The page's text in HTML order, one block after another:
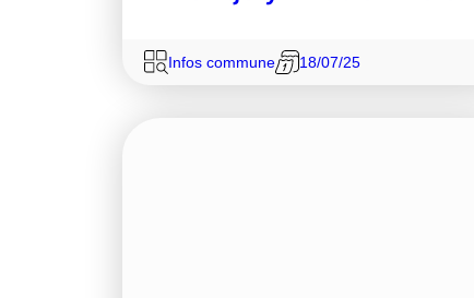
Infos commune 18/07/25